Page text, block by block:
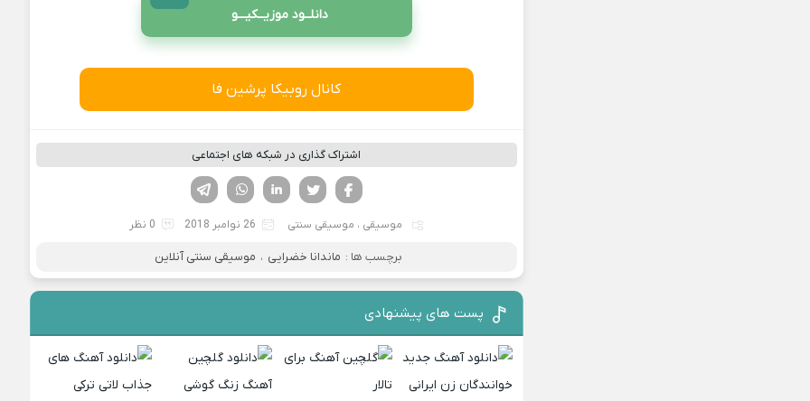
دانلــود موزیــکیـــو
کانال روبیکا پرشین فا
اشتراک گذاری در شبکه های اجتماعی
لینکدین تویتر
فیسوک
موسیقی ، موسیقی سنتی 26 نوامبر 2018 0 نظر
برچسب ها : ماندانا خضرایی ، موسیقی سنتی آنلاین
پست های پیشنهادی